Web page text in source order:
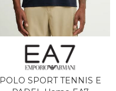
POLO SPORT TENNIS E